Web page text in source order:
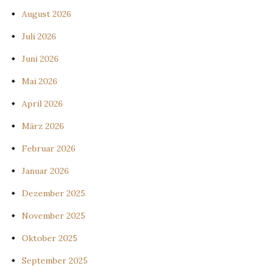
August 2026
Juli 2026
Juni 2026
Mai 2026
April 2026
März 2026
Februar 2026
Januar 2026
Dezember 2025
November 2025
Oktober 2025
September 2025